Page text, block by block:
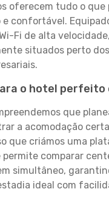
oferecem tudo o que
confortável.
Fi de alta
situados perto
o hotel perfeito
que
a acomodação
que criámos uma
comparar
simultâneo,
ideal com